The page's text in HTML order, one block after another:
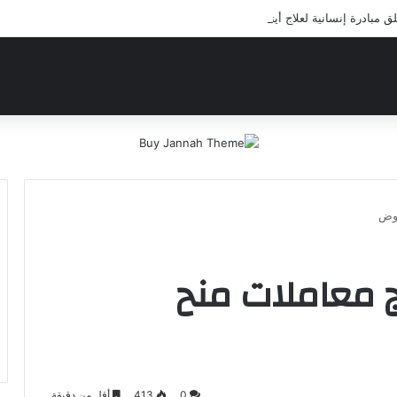
إنسانية لعلاج أيتام مدرسة كافل اليتيم
معاملات منح